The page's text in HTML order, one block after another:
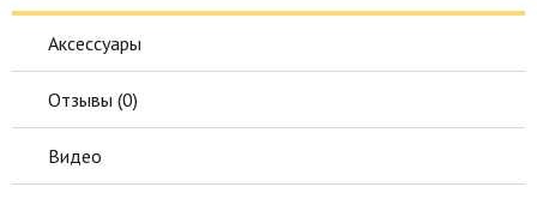
Аксессуары
Отзывы (0)
Видео